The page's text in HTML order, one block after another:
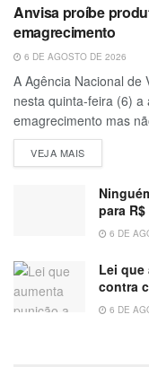
Anvisa proíbe
emagrecimento
6 DE AGOSTO DE 2026
A Agência Nacional de
nesta quinta-feira (6)
emagrecimento mas
VEJA MAIS
para
6 DE
Lei
contra
6 DE